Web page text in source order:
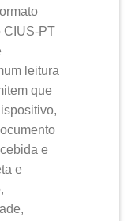
CIUS-PT
leitura
que
e
e